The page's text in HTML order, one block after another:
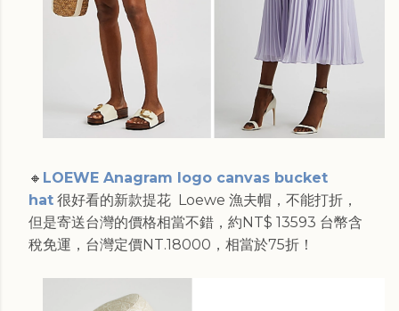
🔸 LOEWE Anagram logo canvas bucket
hat 很好看的新款提花 Loewe 漁夫帽，不能打折，
但是寄送台灣的價格相當不錯，約NT$ 13593 台幣含
稅免運，台灣定價NT.18000，相當於75折！